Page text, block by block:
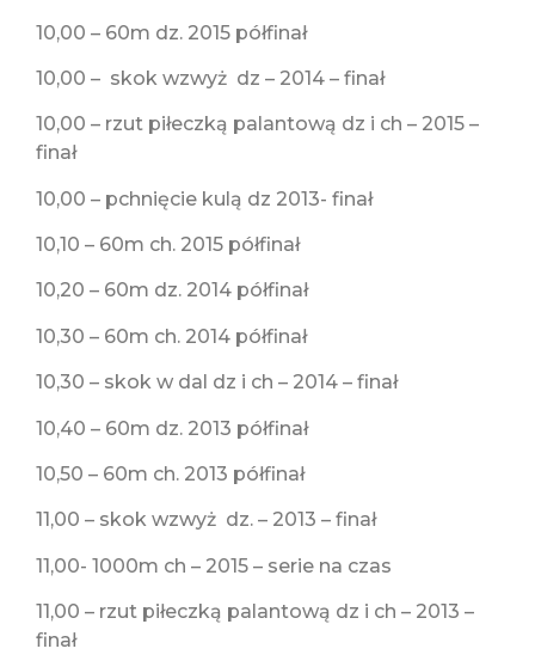
10,00 – 60m dz. 2015 półfinał
10,00 – skok wzwyż dz – 2014 – finał
10,00 – rzut piłeczką palantową dz i ch – 2015 –
finał
10,00 – pchnięcie kulą dz 2013- finał
10,10 – 60m ch. 2015 półfinał
10,20 – 60m dz. 2014 półfinał
10,30 – 60m ch. 2014 półfinał
10,30 – skok w dal dz i ch – 2014 – finał
10,40 – 60m dz. 2013 półfinał
10,50 – 60m ch. 2013 półfinał
11,00 – skok wzwyż dz. – 2013 – finał
11,00- 1000m ch – 2015 – serie na czas
11,00 – rzut piłeczką palantową dz i ch – 2013 –
finał